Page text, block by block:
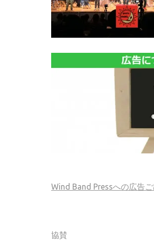
Wind Band Pressへの広告
協賛